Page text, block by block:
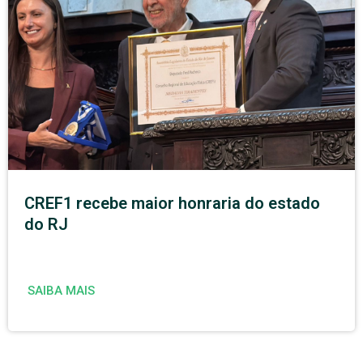
CREF1 recebe maior honraria do estado
do RJ
SAIBA MAIS